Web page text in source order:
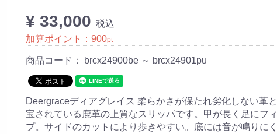
¥ 33,000 税込
加算ポイント： 900pt
商品コード： brcx24900be ～ brcx24901pu
Deergraceディアグレイス 柔らかさが保たれ劣化しない革
宝されている鹿革の上質なスリッパです。甲が長く足にフ
プ。サイドのカットにより歩きやすい。底には音が鳴りに